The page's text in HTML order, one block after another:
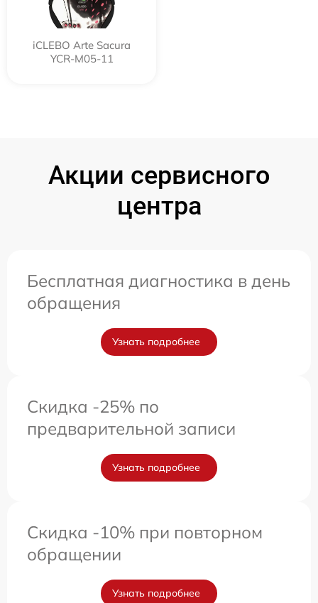
iCLEBO Arte Sacura
YCR-M05-11
Акции сервисного
центра
Бесплатная диагностика в день
обращения
Узнать подробнее
Скидка -25% по
предварительной записи
Узнать подробнее
Скидка -10% при повторном
обращении
Узнать подробнее